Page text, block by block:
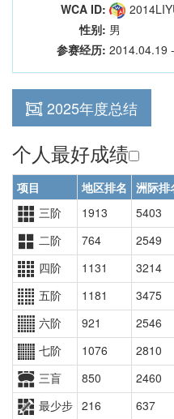
WCA ID:
性别: 男
参赛经历: 2014.04.19
2025年度总结
个人最好成绩
项目 地区排名 洲际排
三阶
1913 5403
二阶
764 2549
四阶
1131 3214
五阶
1181 3475
六阶
921 2546
七阶
1076 2810
三盲
850 2460
最少步 216 637